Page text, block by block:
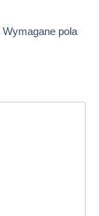
Wymagane pola